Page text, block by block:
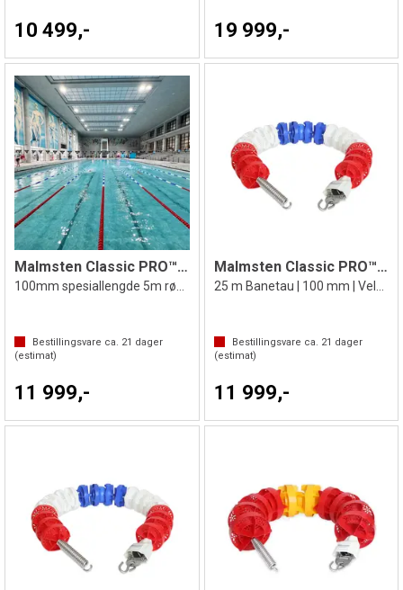
10 499,- 19 999,-
Malmsten Classic PRO™ Racing Lane 25 m
Bestillingsvare ca. 21 dager
(estimat)
11 999,-
Malmsten Classic PRO™ Racing Lane 25 m
Bestillingsvare ca. 21 dager
(estimat)
11 999,-